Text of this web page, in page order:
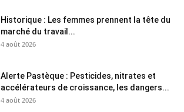
Historique : Les femmes prennent la tête du
marché du travail...
4 août 2026
Alerte Pastèque : Pesticides, nitrates et
accélérateurs de croissance, les dangers...
4 août 2026